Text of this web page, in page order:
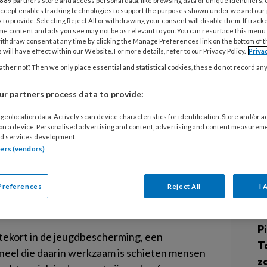
werkzaamheden gisteren stil omdat de
maar niet worden opgelost. “De werklast
jeugdzorg Maaike van der Aar gisteren bij
is het code zwart.”
een sterfhuisconstructie”, stelde Van der Aar.
en met dit geld, niet alles blijven doen wat wij
te vervallen en dreigt code zwart.
in de jeugdbescherming, een
die daarin werkzaam is schieten mensen
enables tracking technologies to support the purposes shown under we and
to provide. Selecting Reject All or withdrawing your consent will disable them. If
content and ads you see may not be as relevant to you. You can resurface this
consent at any time by clicking the Manage Preferences link on the bottom of
will have effect within our Website. For more details, refer to our Privacy Policy.
not? Then we only place essential and statistical cookies, these do not record
partners process data to provide:
data. Actively scan device characteristics for identification. Store and/or
a device. Personalised advertising and content, advertising and content
services development.
(vendors)
Reject All I